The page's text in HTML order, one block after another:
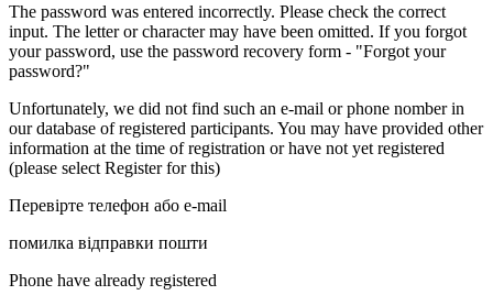
The password was entered incorrectly. Please check the correct
input. The letter or character may have been omitted. If you forgot
your password, use the password recovery form - "Forgot your
password?"
Unfortunately, we did not find such an e-mail or phone nomber in
our database of registered participants. You may have provided other
information at the time of registration or have not yet registered
(please select Register for this)
Перевірте телефон або e-mail
помилка відправки пошти
Phone have already registered